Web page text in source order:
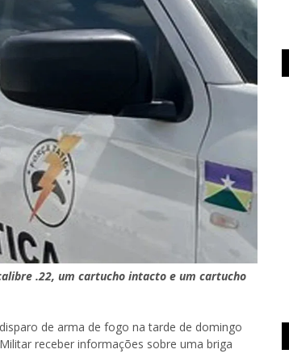
.22, um cartucho intacto e um cartucho
de arma de fogo na tarde de domingo
receber informações sobre uma briga